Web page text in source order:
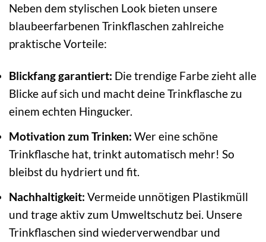
Neben dem stylischen Look bieten unsere
blaubeerfarbenen Trinkflaschen zahlreiche
praktische Vorteile:
Blickfang garantiert: Die trendige Farbe zieht alle
Blicke auf sich und macht deine Trinkflasche zu
einem echten Hingucker.
Motivation zum Trinken: Wer eine schöne
Trinkflasche hat, trinkt automatisch mehr! So
bleibst du hydriert und fit.
Nachhaltigkeit: Vermeide unnötigen Plastikmüll
und trage aktiv zum Umweltschutz bei. Unsere
Trinkflaschen sind wiederverwendbar und